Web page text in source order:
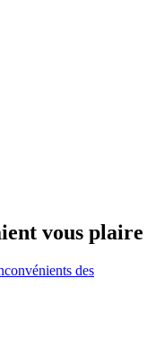
vous plaire